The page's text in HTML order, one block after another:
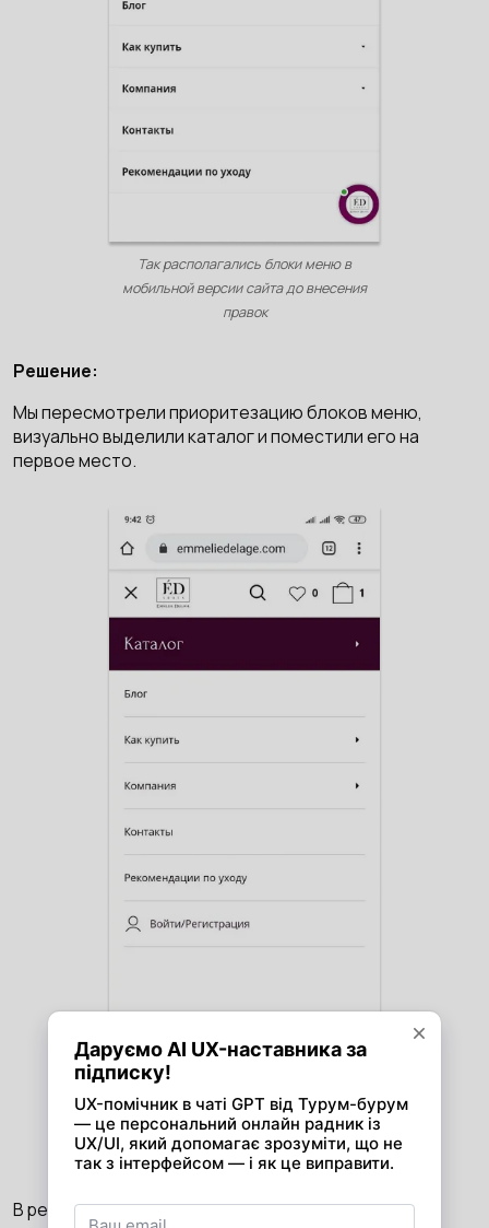
Так располагались блоки меню в
мобильной версии сайта до внесения
правок
Решение:
Мы пересмотрели приоритезацию блоков меню,
визуально выделили каталог и поместили его на
первое место.
Приоритезировали блоки меню в
соответствии с данными Google Analytics,
сделали акцент на каталоге
В результатес главной страницы на страницу